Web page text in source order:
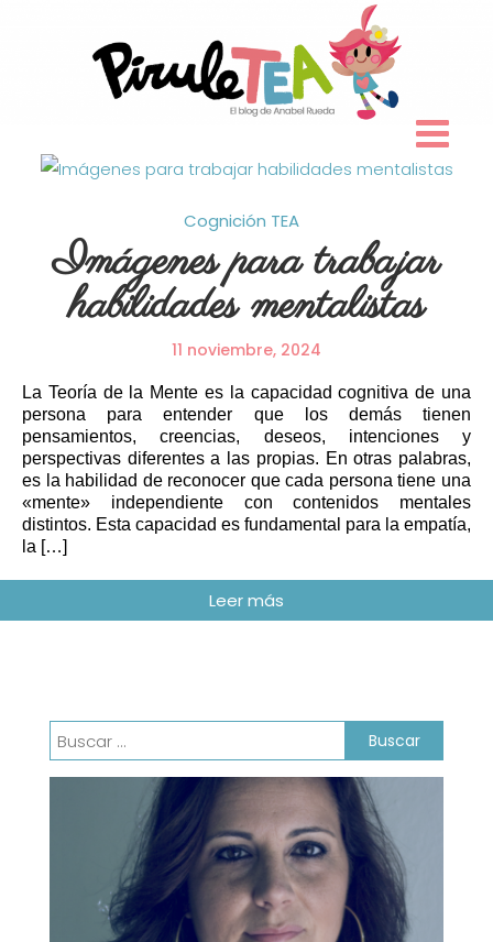
Cognición TEA
Imágenes para trabajar
habilidades mentalistas
11 noviembre, 2024
La Teoría de la Mente es la capacidad cognitiva de una
persona para entender que los demás tienen
pensamientos, creencias, deseos, intenciones y
perspectivas diferentes a las propias. En otras palabras,
es la habilidad de reconocer que cada persona tiene una
«mente» independiente con contenidos mentales
distintos. Esta capacidad es fundamental para la empatía,
la […]
Buscar: